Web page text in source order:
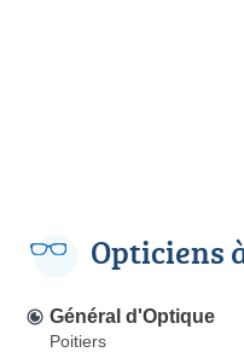
Opticiens
Général d'Optique
Poitiers